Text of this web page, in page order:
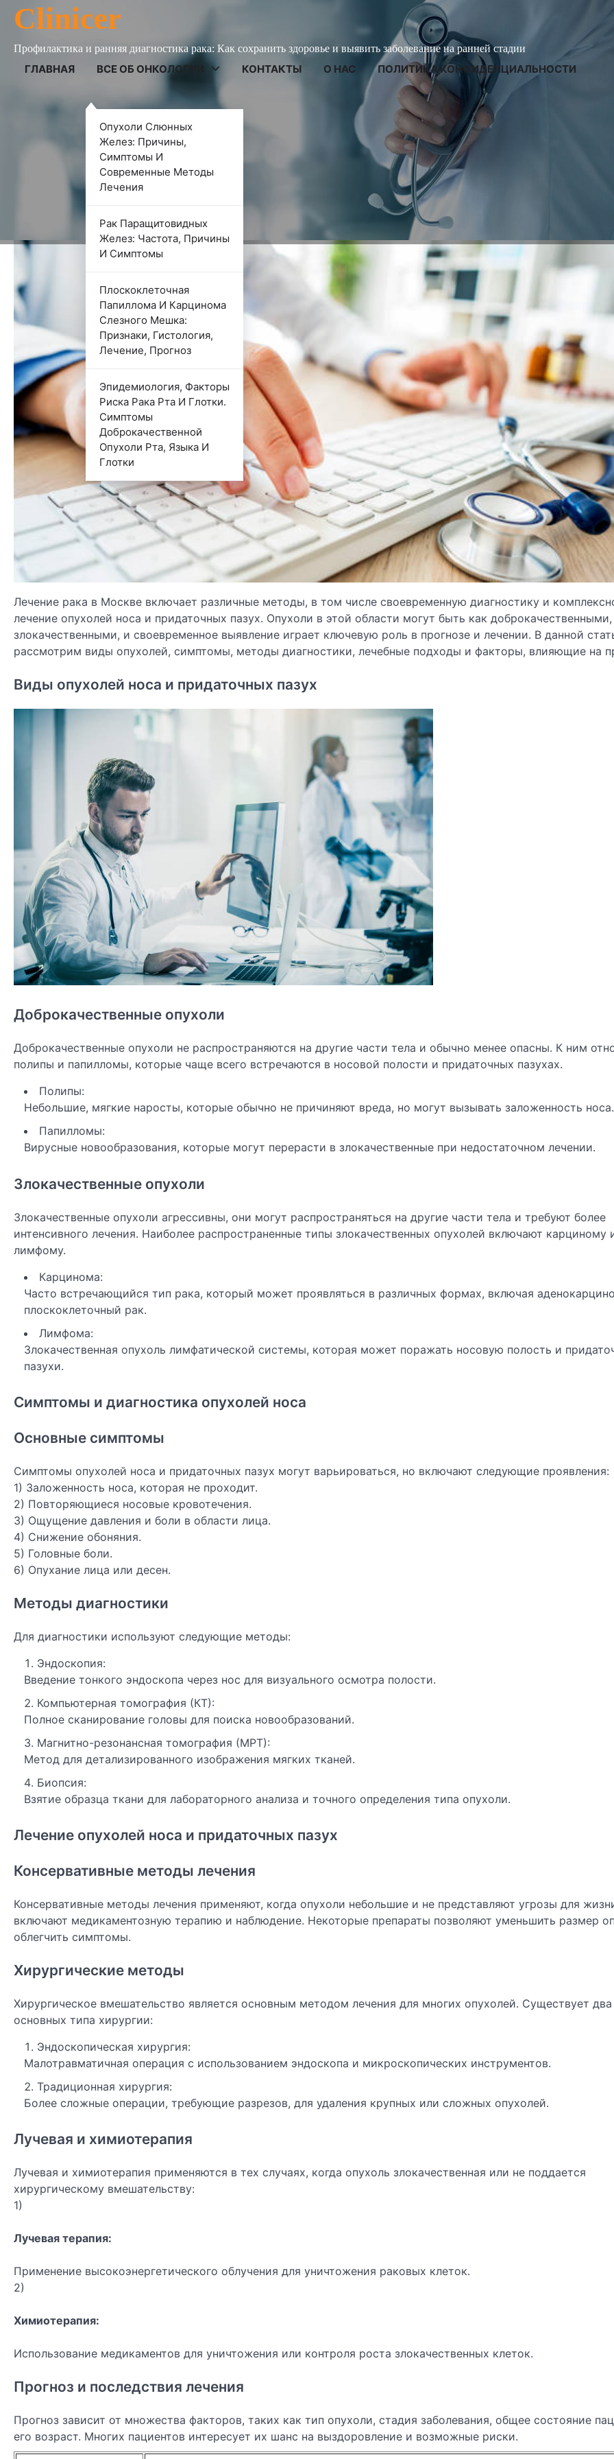
SkipClinicer
Профилактика и ранняя диагностика рака: Как сохранить здоровье и выявить заболевание на ранней стадии
ГЛАВНАЯ ВСЕ ОБ ОНКОЛОГИИ
Опухоли Слюнных
Желез: Причины,
Симптомы И
Современные Методы
Лечения
Рак Паращитовидных
Желез: Частота, Причины
И Симптомы
Плоскоклеточная
Папиллома И Карцинома
Слезного Мешка:
Признаки, Гистология,
Лечение, Прогноз
Эпидемиология, Факторы
Риска Рака Рта И Глотки.
Симптомы
Доброкачественной
Опухоли Рта, Языка И
Глотки
КОНТАКТЫ О НАС ПОЛИТИКА КОНФИДЕНЦИАЛЬНОСТИ
ВСЕ ОБ ОНКОЛОГИИ
Лечение опухолей носа и придаточных пазух: виды,
симптомы и методы диагностики
Лечение рака в Москве включает различные методы, в том числе своевременную диагностику и
лечение опухолей носа и придаточных пазух. Опухоли в этой области могут быть как
злокачественными, и своевременное выявление играет ключевую роль в прогнозе и лечении. В данной
рассмотрим виды опухолей, симптомы, методы диагностики, лечебные подходы и факторы, влияющие на
Виды опухолей носа и придаточных пазух
Доброкачественные опухоли
Доброкачественные опухоли не распространяются на другие части тела и обычно менее опасны. К ним
полипы и папилломы, которые чаще всего встречаются в носовой полости и придаточных пазухах.
Полипы:
Небольшие, мягкие наросты, которые обычно не причиняют вреда, но могут вызывать заложенность носа.
Папилломы:
Вирусные новообразования, которые могут перерасти в злокачественные при недостаточном лечении.
Злокачественные опухоли
Злокачественные опухоли агрессивны, они могут распространяться на другие части тела и требуют более
интенсивного лечения. Наиболее распространенные типы злокачественных опухолей включают карциному
лимфому.
Карцинома:
Часто встречающийся тип рака, который может проявляться в различных формах, включая
плоскоклеточный рак.
Лимфома:
Злокачественная опухоль лимфатической системы, которая может поражать носовую полость и
пазухи.
Симптомы и диагностика опухолей носа
Основные симптомы
Симптомы опухолей носа и придаточных пазух могут варьироваться, но включают следующие проявления:
1) Заложенность носа, которая не проходит.
2) Повторяющиеся носовые кровотечения.
3) Ощущение давления и боли в области лица.
4) Снижение обоняния.
5) Головные боли.
6) Опухание лица или десен.
Методы диагностики
Для диагностики используют следующие методы:
Эндоскопия:
Введение тонкого эндоскопа через нос для визуального осмотра полости.
Компьютерная томография (КТ):
Полное сканирование головы для поиска новообразований.
Магнитно-резонансная томография (МРТ):
Метод для детализированного изображения мягких тканей.
Биопсия:
Взятие образца ткани для лабораторного анализа и точного определения типа опухоли.
Лечение опухолей носа и придаточных пазух
Консервативные методы лечения
Консервативные методы лечения применяют, когда опухоли небольшие и не представляют угрозы для
включают медикаментозную терапию и наблюдение. Некоторые препараты позволяют уменьшить размер
облегчить симптомы.
Хирургические методы
Хирургическое вмешательство является основным методом лечения для многих опухолей. Существует два
основных типа хирургии:
Эндоскопическая хирургия:
Малотравматичная операция с использованием эндоскопа и микроскопических инструментов.
Традиционная хирургия:
Более сложные операции, требующие разрезов, для удаления крупных или сложных опухолей.
Лучевая и химиотерапия
Лучевая и химиотерапия применяются в тех случаях, когда опухоль злокачественная или не поддается
хирургическому вмешательству:
1)
Лучевая терапия:
Применение высокоэнергетического облучения для уничтожения раковых клеток.
2)
Химиотерапия:
Использование медикаментов для уничтожения или контроля роста злокачественных клеток.
Прогноз и последствия лечения
Прогноз зависит от множества факторов, таких как тип опухоли, стадия заболевания, общее состояние
его возраст. Многих пациентов интересует их шанс на выздоровление и возможные риски.